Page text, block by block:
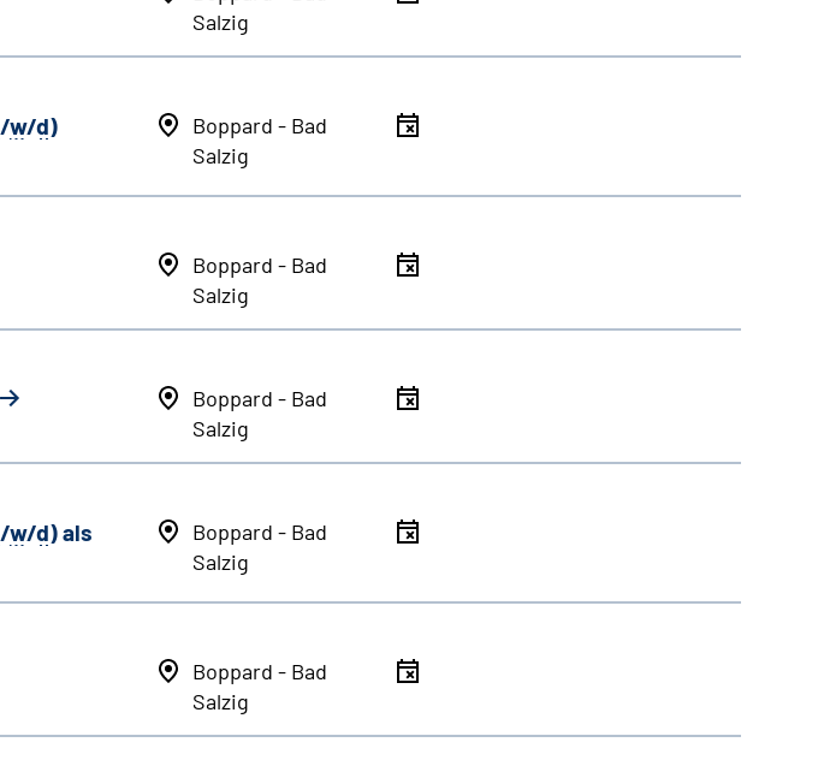
Salzig
/w/d)
Boppard - Bad
Salzig
Boppard - Bad
Salzig
Boppard - Bad
Salzig
/w/d) als
Boppard - Bad
Salzig
Boppard - Bad
Salzig